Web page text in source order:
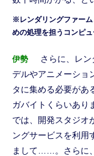
※レンダリングファーム
めの処理を担うコンピュ
伊勢
さらに、レ
デルやアニメーショ
タに集める必要があ
ガバイトくらいあり
では、開発スタジオ
ングサービスを利用
まして……。さらに